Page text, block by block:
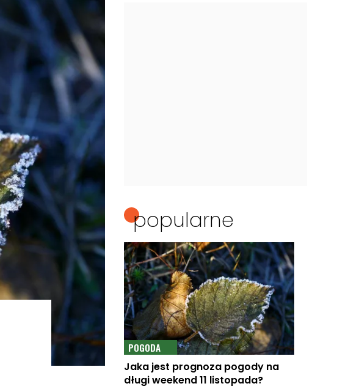
popularne
POGODA
Jaka jest prognoza pogody na
długi weekend 11 listopada?